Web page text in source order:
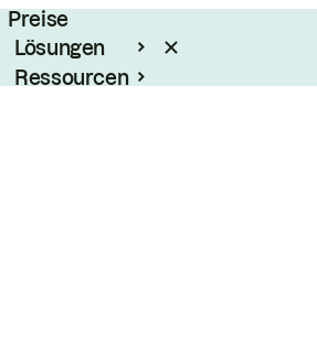
Preise
Lösungen
Ressourcen